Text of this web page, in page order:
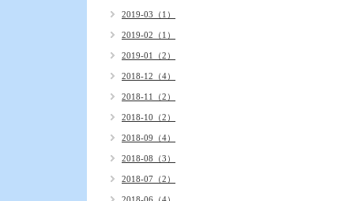
2019-03（1）
2019-02（1）
2019-01（2）
2018-12（4）
2018-11（2）
2018-10（2）
2018-09（4）
2018-08（3）
2018-07（2）